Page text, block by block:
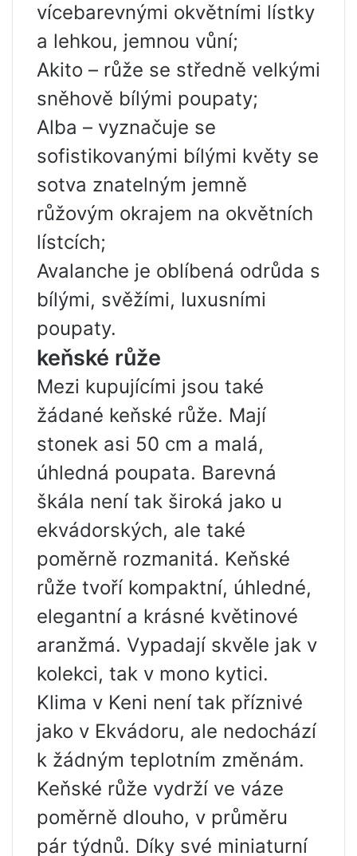
vícebarevnými okvětními lístky
a lehkou, jemnou vůní;
Akito – růže se středně velkými
sněhově bílými poupaty;
Alba – vyznačuje se
sofistikovanými bílými květy se
sotva znatelným jemně
růžovým okrajem na okvětních
lístcích;
Avalanche je oblíbená odrůda s
bílými, svěžími, luxusními
poupaty.
keňské růže
Mezi kupujícími jsou také
žádané keňské růže. Mají
stonek asi 50 cm a malá,
úhledná poupata. Barevná
škála není tak široká jako u
ekvádorských, ale také
poměrně rozmanitá. Keňské
růže tvoří kompaktní, úhledné,
elegantní a krásné květinové
aranžmá. Vypadají skvěle jak v
kolekci, tak v mono kytici.
Klima v Keni není tak příznivé
jako v Ekvádoru, ale nedochází
k žádným teplotním změnám.
Keňské růže vydrží ve váze
poměrně dlouho, v průměru
pár týdnů. Díky své miniaturní